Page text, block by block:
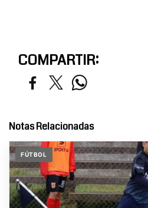
COMPARTIR:
Notas Relacionadas
FÚTBOL